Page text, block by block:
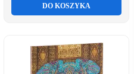
DO KOSZYKA